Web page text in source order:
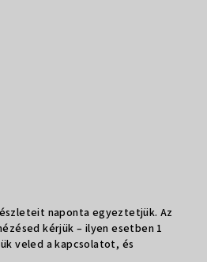
naponta egyeztetjük. Az
kérjük – ilyen esetben 1
veled a kapcsolatot, és